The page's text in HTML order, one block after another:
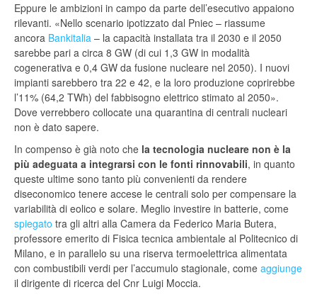
Eppure le ambizioni in campo da parte dell’esecutivo appaiono
rilevanti. «Nello scenario ipotizzato dal Pniec – riassume
ancora Bankitalia – la capacità installata tra il 2030 e il 2050
sarebbe pari a circa 8 GW (di cui 1,3 GW in modalità
cogenerativa e 0,4 GW da fusione nucleare nel 2050). I nuovi
impianti sarebbero tra 22 e 42, e la loro produzione coprirebbe
l’11% (64,2 TWh) del fabbisogno elettrico stimato al 2050».
Dove verrebbero collocate una quarantina di centrali nucleari
non è dato sapere.
In compenso è già noto che la tecnologia nucleare non è la
più adeguata a integrarsi con le fonti rinnovabili, in quanto
queste ultime sono tanto più convenienti da rendere
diseconomico tenere accese le centrali solo per compensare la
variabilità di eolico e solare. Meglio investire in batterie, come
spiegato tra gli altri alla Camera da Federico Maria Butera,
professore emerito di Fisica tecnica ambientale al Politecnico di
Milano, e in parallelo su una riserva termoelettrica alimentata
con combustibili verdi per l’accumulo stagionale, come aggiunge
il dirigente di ricerca del Cnr Luigi Moccia.